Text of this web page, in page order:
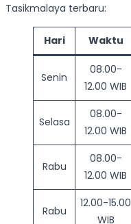
Tasikmalaya terbaru:
Hari Waktu
Senin
08.00-
12.00 WIB
Selasa
08.00-
12.00 WIB
Rabu
08.00-
12.00 WIB
Rabu
12.00-15.00
WIB